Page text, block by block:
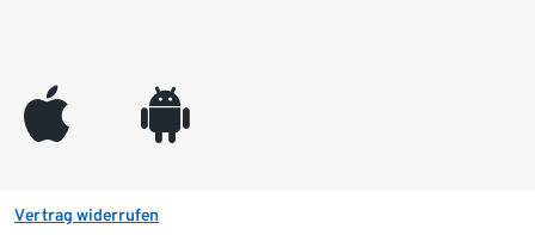
appleinc android
Vertrag widerrufen